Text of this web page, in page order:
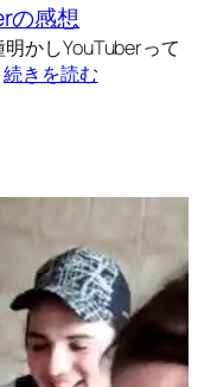
の感想
かしYouTuberって
続きを読む